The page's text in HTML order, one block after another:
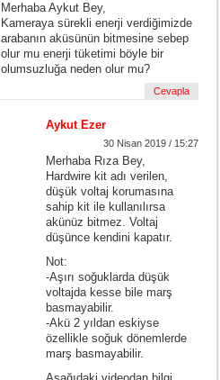
Merhaba Aykut Bey,
Kameraya sürekli enerji verdiğimizde
arabanın aküsünün bitmesine sebep
olur mu enerji tüketimi böyle bir
olumsuzluğa neden olur mu?
Cevapla
Aykut Ezer
30 Nisan 2019 / 15:27
Merhaba Rıza Bey,
Hardwire kit adı verilen,
düşük voltaj korumasına
sahip kit ile kullanılırsa
akünüz bitmez. Voltaj
düşünce kendini kapatır.
Not:
-Aşırı soğuklarda düşük
voltajda kesse bile marş
basmayabilir.
-Akü 2 yıldan eskiyse
özellikle soğuk dönemlerde
marş basmayabilir.